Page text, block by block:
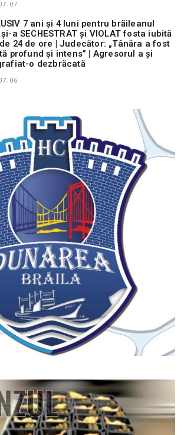
07
7 ani și 4 luni pentru brăileanul
a SECHESTRAT și VIOLAT fosta iubită
24 de ore | Judecător: „Tânăra a fost
profund și intens” | Agresorul a și
o dezbrăcată
06